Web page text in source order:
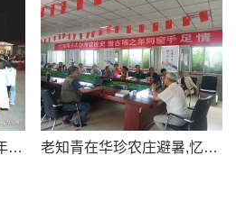
“浪漫七夕 ‘会’聚良缘”青年联谊会在华珍农庄举办 老知青在华珍农庄避暑,忆共大岱海建校史